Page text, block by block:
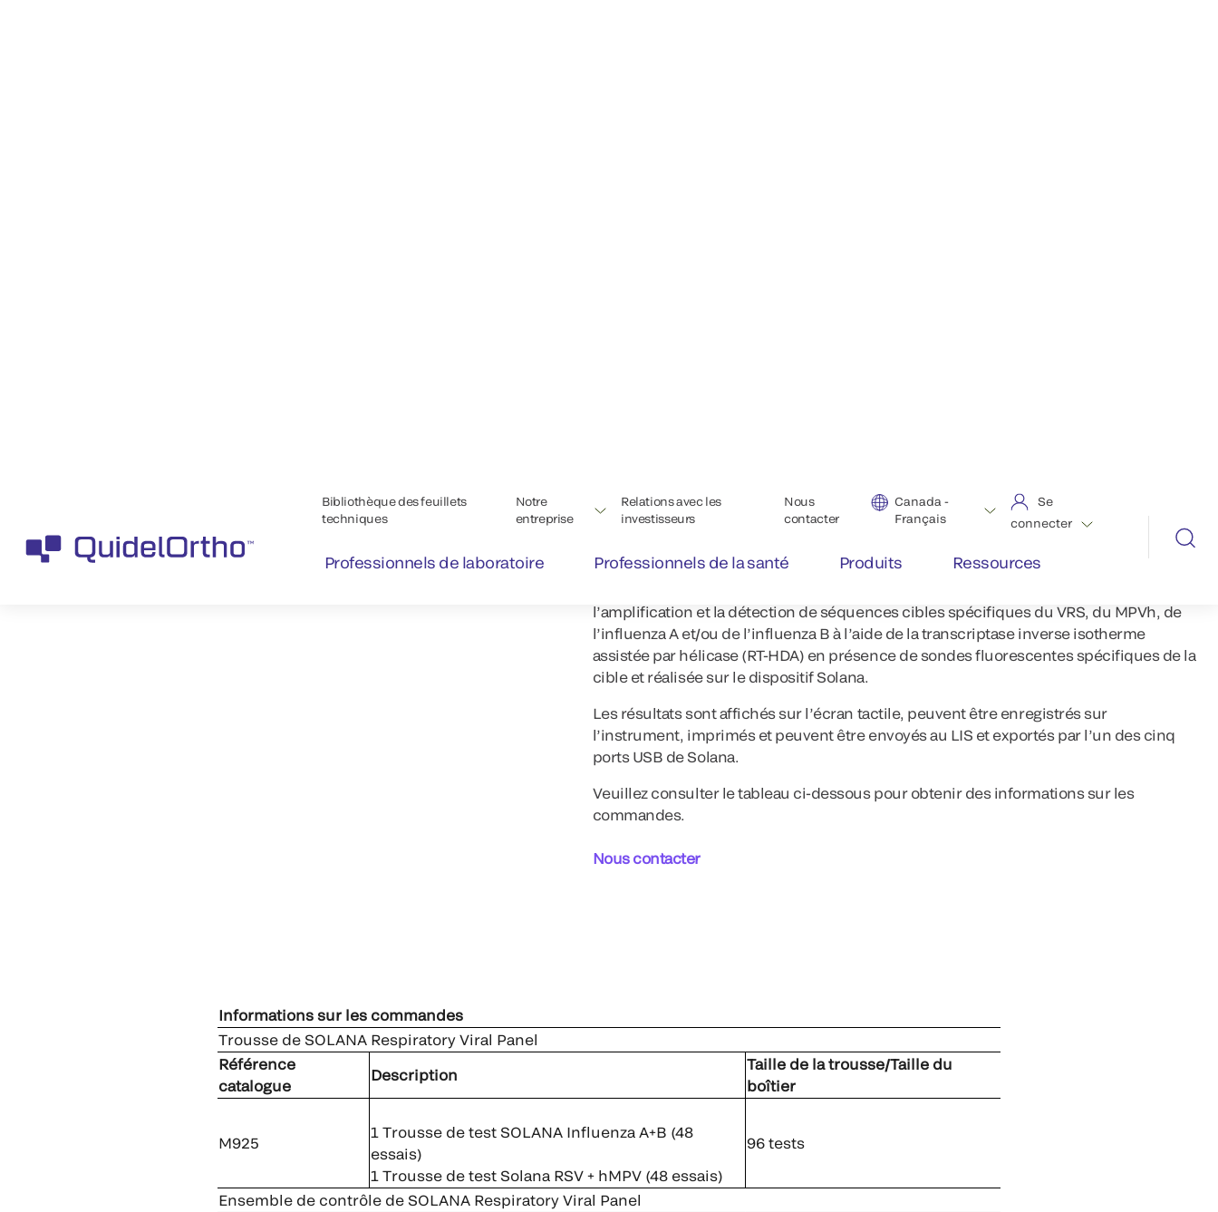
nasopharyngés ou nasaux obtenus chez des patients symptomatiques.
dépistage des quatre pathologies à partir d’un seul échantillon de patient. L’essai est
l’amplification et la détection de séquences cibles spécifiques du VRS, du MPVh, de
l’influenza A et/ou de l’influenza B à l’aide de la transcriptase inverse isotherme
assistée par hélicase (RT-HDA) en présence de sondes fluorescentes spécifiques de la
cible et réalisée sur le dispositif Solana.
Les résultats sont affichés sur l’écran tactile, peuvent être enregistrés sur
l’instrument, imprimés et peuvent être envoyés au LIS et exportés par l’un des cinq
ports USB de Solana.
Veuillez consulter le tableau ci-dessous pour obtenir des informations sur les
commandes.
Nous contacter
Informations sur les commandes
Trousse de SOLANA Respiratory Viral Panel
Référence
catalogue
Description
Taille de la trousse/Taille du
boîtier
M925
1 Trousse de test SOLANA Influenza A+B (48
essais)
1 Trousse de test Solana RSV + hMPV (48 essais)
96 tests
Ensemble de contrôle de SOLANA Respiratory Viral Panel